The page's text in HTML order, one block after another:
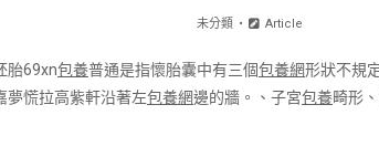
未分類 Article
胎69xn包養普通是指懷胎囊中有三個包養網形狀不規
夢慌拉高紫軒沿著左包養網邊的牆。、子宮包養畸形